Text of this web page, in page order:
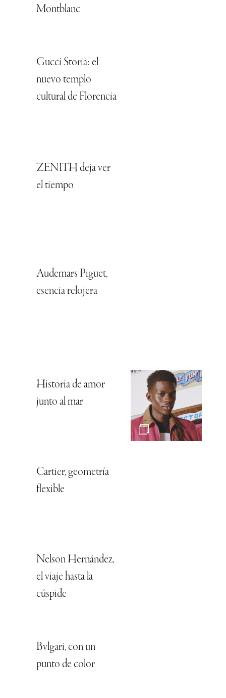
Montblanc
Gucci Storia: el
nuevo templo
cultural de Florencia
ZENITH deja ver
el tiempo
Audemars Piguet,
esencia relojera
Historia de amor
junto al mar
Cartier, geometría
flexible
Nelson Hernández,
el viaje hasta la
cúspide
Bvlgari, con un
punto de color